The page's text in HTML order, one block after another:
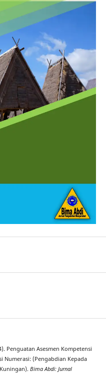
Penguatan Asesmen Kompetensi
Numerasi: (Pengabdian Kepada
Bima Abdi: Jurnal